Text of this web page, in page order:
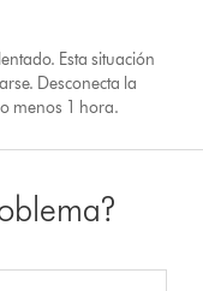
Esta situación
Desconecta la
menos 1 hora.